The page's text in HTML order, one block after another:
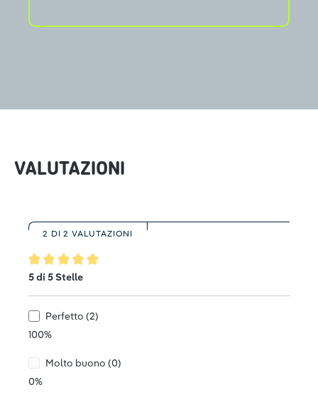
VALUTAZIONI
2 DI 2 VALUTAZIONI
Valutazione media di 5 su 5 stelle
5 di 5 Stelle
Perfetto (2)
100%
Molto buono (0)
0%